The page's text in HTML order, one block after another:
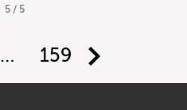
5 / 5
… 159